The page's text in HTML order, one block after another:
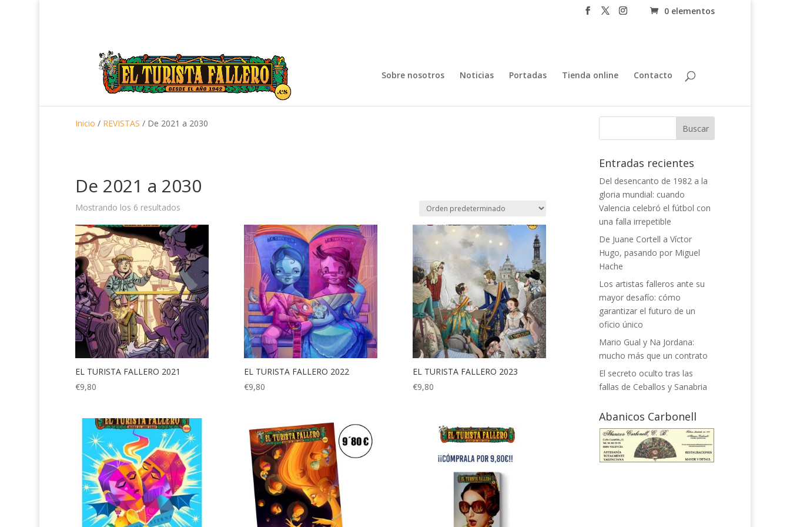
0 elementos
Sobre nosotros Noticias Portadas Tienda online Contacto
Inicio / REVISTAS / De 2021 a 2030
De 2021 a 2030
Mostrando los 6 resultados
EL TURISTA FALLERO 2021
€9,80
EL TURISTA FALLERO 2022
€9,80
EL TURISTA FALLERO 2023
€9,80
Entradas recientes
Del desencanto de 1982 a la
gloria mundial: cuando
Valencia celebró el fútbol con
una falla irrepetible
De Juane Cortell a Víctor
Hugo, pasando por Miguel
Hache
Los artistas falleros ante su
mayor desafío: cómo
garantizar el futuro de un
oficio único
Mario Gual y Na Jordana:
mucho más que un contrato
El secreto oculto tras las
fallas de Ceballos y Sanabria
Abanicos Carbonell